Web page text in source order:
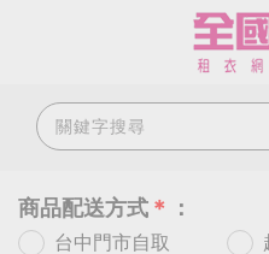
商品配送方式 ＊ ：
台中門市自取